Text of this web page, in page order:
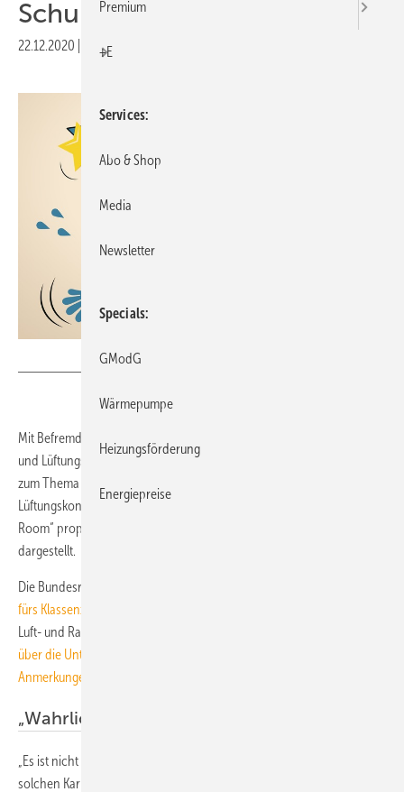
Schullüftung
22.12.2020 Druckvorschau
Mit Befremden reagierten Wissenschaftler und Experten der Klima-
und Lüftungstechnik auf eine Werbekampagne der Bundesregierung
zum Thema „Schullüftung“. Ein seit Jahrzehnten bekanntes
Lüftungskonzept, die Quelllüftung, wird als „Next Generation Class
Room“ propagiert und altbekannte Effekte dieser Lüftung als Neuheit
dargestellt.
Die Bundesregierung wirbt unter der Headline
fürs Klassenzimmer
Luft- und Raumfahrt und eines privaten Unternehmens;
über die Untersuchung bereits berichtet und den Artikel mit
Anmerkungen der Redaktion versehen
„Wahrlich nicht innovativ“
„Es ist nicht nachvollziehbar, wie sich die Bundesregierung vor einen
solchen Karren spannen lässt“, zeigt sich Prof. Dr.-Ing. Christoph
Premium
+E
Services
Abo & Shop
Media
Newsletter
Specials
GModG
Wärmepumpe
Heizungsförderung
Energiepreise